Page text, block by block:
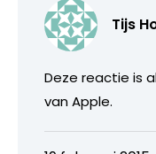
Tijs
Deze reactie is
van Apple.